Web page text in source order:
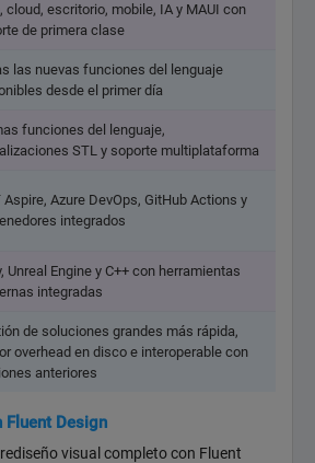
cloud, escritorio, mobile, IA y MAUI con
de primera clase
las nuevas funciones del lenguaje
desde el primer día
funciones del lenguaje,
STL y soporte multiplataforma
Aspire, Azure DevOps, GitHub Actions y
integrados
Unreal Engine y C++ con herramientas
integradas
de soluciones grandes más rápida,
overhead en disco e interoperable con
anteriores
Fluent Design
visual completo con Fluent